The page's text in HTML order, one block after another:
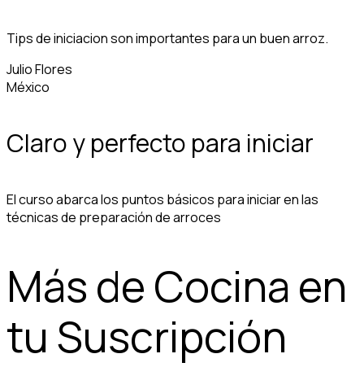
Tips de iniciacion son importantes para un buen arroz.
Julio Flores
México
Claro y perfecto para iniciar
El curso abarca los puntos básicos para iniciar en las
técnicas de preparación de arroces
Más de Cocina en
tu Suscripción